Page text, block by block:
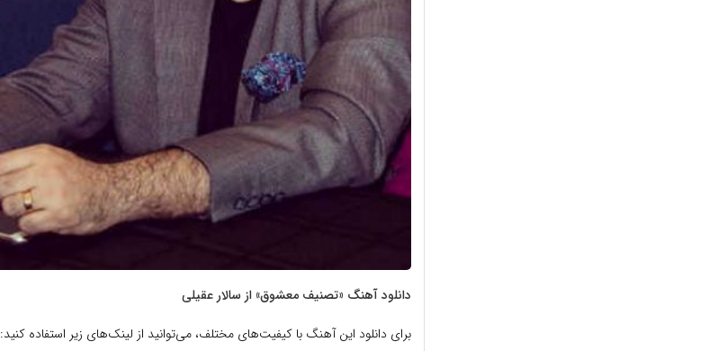
دانلود آهنگ «تصنیف معشوق» از سالار عقیلی
برای دانلود این آهنگ با کیفیت‌های مختلف، می‌توانید از لینک‌های زیر استفاده کنید: